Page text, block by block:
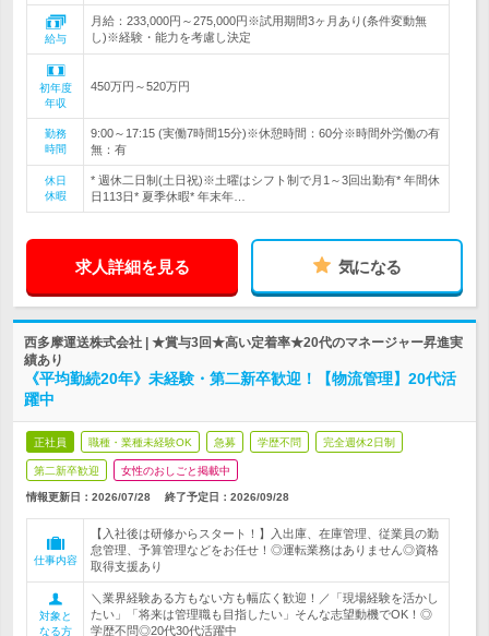
給与
月給：233,000円～275,000円※試用期間3ヶ月あり(条件変動無
し)※経験・能力を考慮し決定
初年度
年収
450万円～520万円
勤務
時間
9:00～17:15 (実働7時間15分)※休憩時間：60分※時間外労働の有
無：有
休日
休暇
* 週休二日制(土日祝)※土曜はシフト制で月1～3回出勤有* 年間休
日113日* 夏季休暇* 年末年…
求人詳細を見る 気になる
西多摩運送株式会社 | ★賞与3回★高い定着率★20代のマネージャー昇進実
績あり
《平均勤続20年》未経験・第二新卒歓迎！【物流管理】20代活
躍中
正社員 職種・業種未経験OK 急募 学歴不問 完全週休2日制
第二新卒歓迎 女性のおしごと掲載中
情報更新日：2026/07/28 終了予定日： 2026/09/28
仕事内容
【入社後は研修からスタート！】入出庫、在庫管理、従業員の勤
怠管理、予算管理などをお任せ！◎運転業務はありません◎資格
取得支援あり
対象と
なる方
＼業界経験ある方もない方も幅広く歓迎！／「現場経験を活かし
たい」「将来は管理職も目指したい」そんな志望動機でOK！◎
学歴不問◎20代30代活躍中